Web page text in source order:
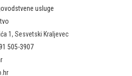
usluge
1, Sesvetski Kraljevec
505-3907